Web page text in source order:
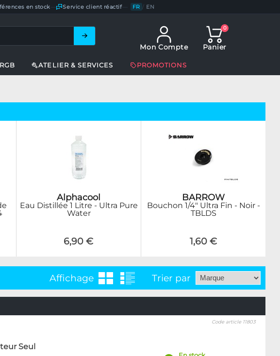
en stock Service client réactif— FR / EN
Mon Compte
0
Panier
ATELIER & SERVICES PROMOTIONS
Alphacool
Eau Distillée 1 Litre - Ultra Pure
Water
6,90 €
BARROW
Bouchon 1/4" Ultra Fin - Noir -
TBLDS
1,60 €
Affichage Trier par
Seul
Code article 11803